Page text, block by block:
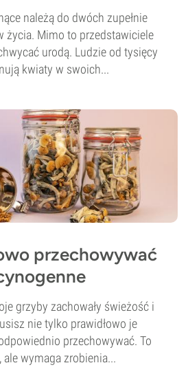
należą do dwóch zupełnie
życia. Mimo to przedstawiciele
urodą. Ludzie od tysięcy
kwiaty w swoich...
przechowywać
grzyby zachowały świeżość i
nie tylko prawidłowo je
przechowywać. To
wymaga zrobienia...